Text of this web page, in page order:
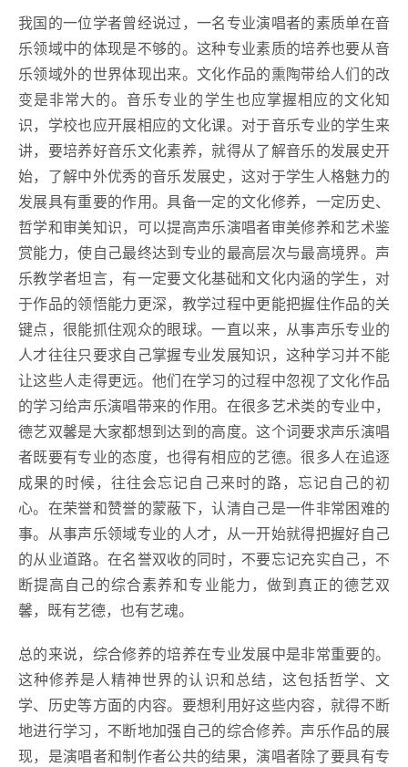
我国的一位学者曾经说过，一名专业演唱者的素质单在音
乐领域中的体现是不够的。这种专业素质的培养也要从音
乐领域外的世界体现出来。文化作品的熏陶带给人们的改
变是非常大的。音乐专业的学生也应掌握相应的文化知
识，学校也应开展相应的文化课。对于音乐专业的学生来
讲，要培养好音乐文化素养，就得从了解音乐的发展史开
始，了解中外优秀的音乐发展史，这对于学生人格魅力的
发展具有重要的作用。具备一定的文化修养，一定历史、
哲学和审美知识，可以提高声乐演唱者审美修养和艺术鉴
赏能力，使自己最终达到专业的最高层次与最高境界。声
乐教学者坦言，有一定要文化基础和文化内涵的学生，对
于作品的领悟能力更深，教学过程中更能把握住作品的关
键点，很能抓住观众的眼球。一直以来，从事声乐专业的
人才往往只要求自己掌握专业发展知识，这种学习并不能
让这些人走得更远。他们在学习的过程中忽视了文化作品
的学习给声乐演唱带来的作用。在很多艺术类的专业中，
德艺双馨是大家都想到达到的高度。这个词要求声乐演唱
者既要有专业的态度，也得有相应的艺德。很多人在追逐
成果的时候，往往会忘记自己来时的路，忘记自己的初
心。在荣誉和赞誉的蒙蔽下，认清自己是一件非常困难的
事。从事声乐领域专业的人才，从一开始就得把握好自己
的从业道路。在名誉双收的同时，不要忘记充实自己，不
断提高自己的综合素养和专业能力，做到真正的德艺双
馨，既有艺德，也有艺魂。
总的来说，综合修养的培养在专业发展中是非常重要的。
这种修养是人精神世界的认识和总结，这包括哲学、文
学、历史等方面的内容。要想利用好这些内容，就得不断
地进行学习，不断地加强自己的综合修养。声乐作品的展
现，是演唱者和制作者公共的结果，演唱者除了要具有专